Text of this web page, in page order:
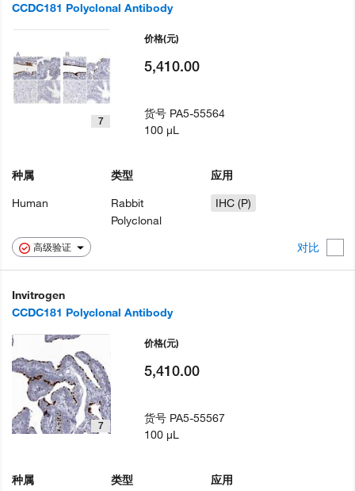
CCDC181 Polyclonal Antibody
高级验证 对比
7
种属
Human
类型
Rabbit
Polyclonal
应用
IHC (P)
价格(元)
5,410.00
货号 PA5-55564
100 µL
Invitrogen
CCDC181 Polyclonal Antibody
7
种属 类型 应用
价格(元)
5,410.00
货号 PA5-55567
100 µL